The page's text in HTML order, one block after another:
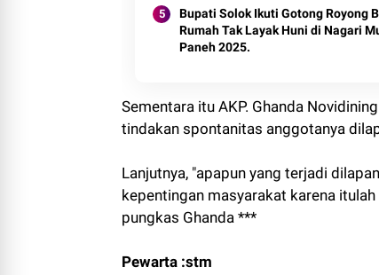
Bupati Solok Ikuti Gotong Royong
Rumah Tak Layak Huni di Nagari
Paneh 2025.
Sementara itu AKP. Ghanda
tindakan spontanitas anggotanya
Lanjutnya, "apapun yang terjadi
kepentingan masyarakat karena
pungkas Ghanda ***
Pewarta :stm